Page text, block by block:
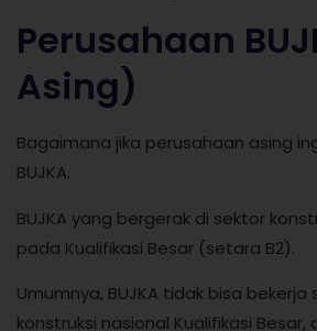
Perusahaan
Asing)
Bagaimana jika perusahaan asing
BUJKA.
BUJKA yang bergerak di sektor
pada Kualifikasi Besar (setara B2).
Umumnya, BUJKA tidak bisa
konstruksi nasional Kualifikasi